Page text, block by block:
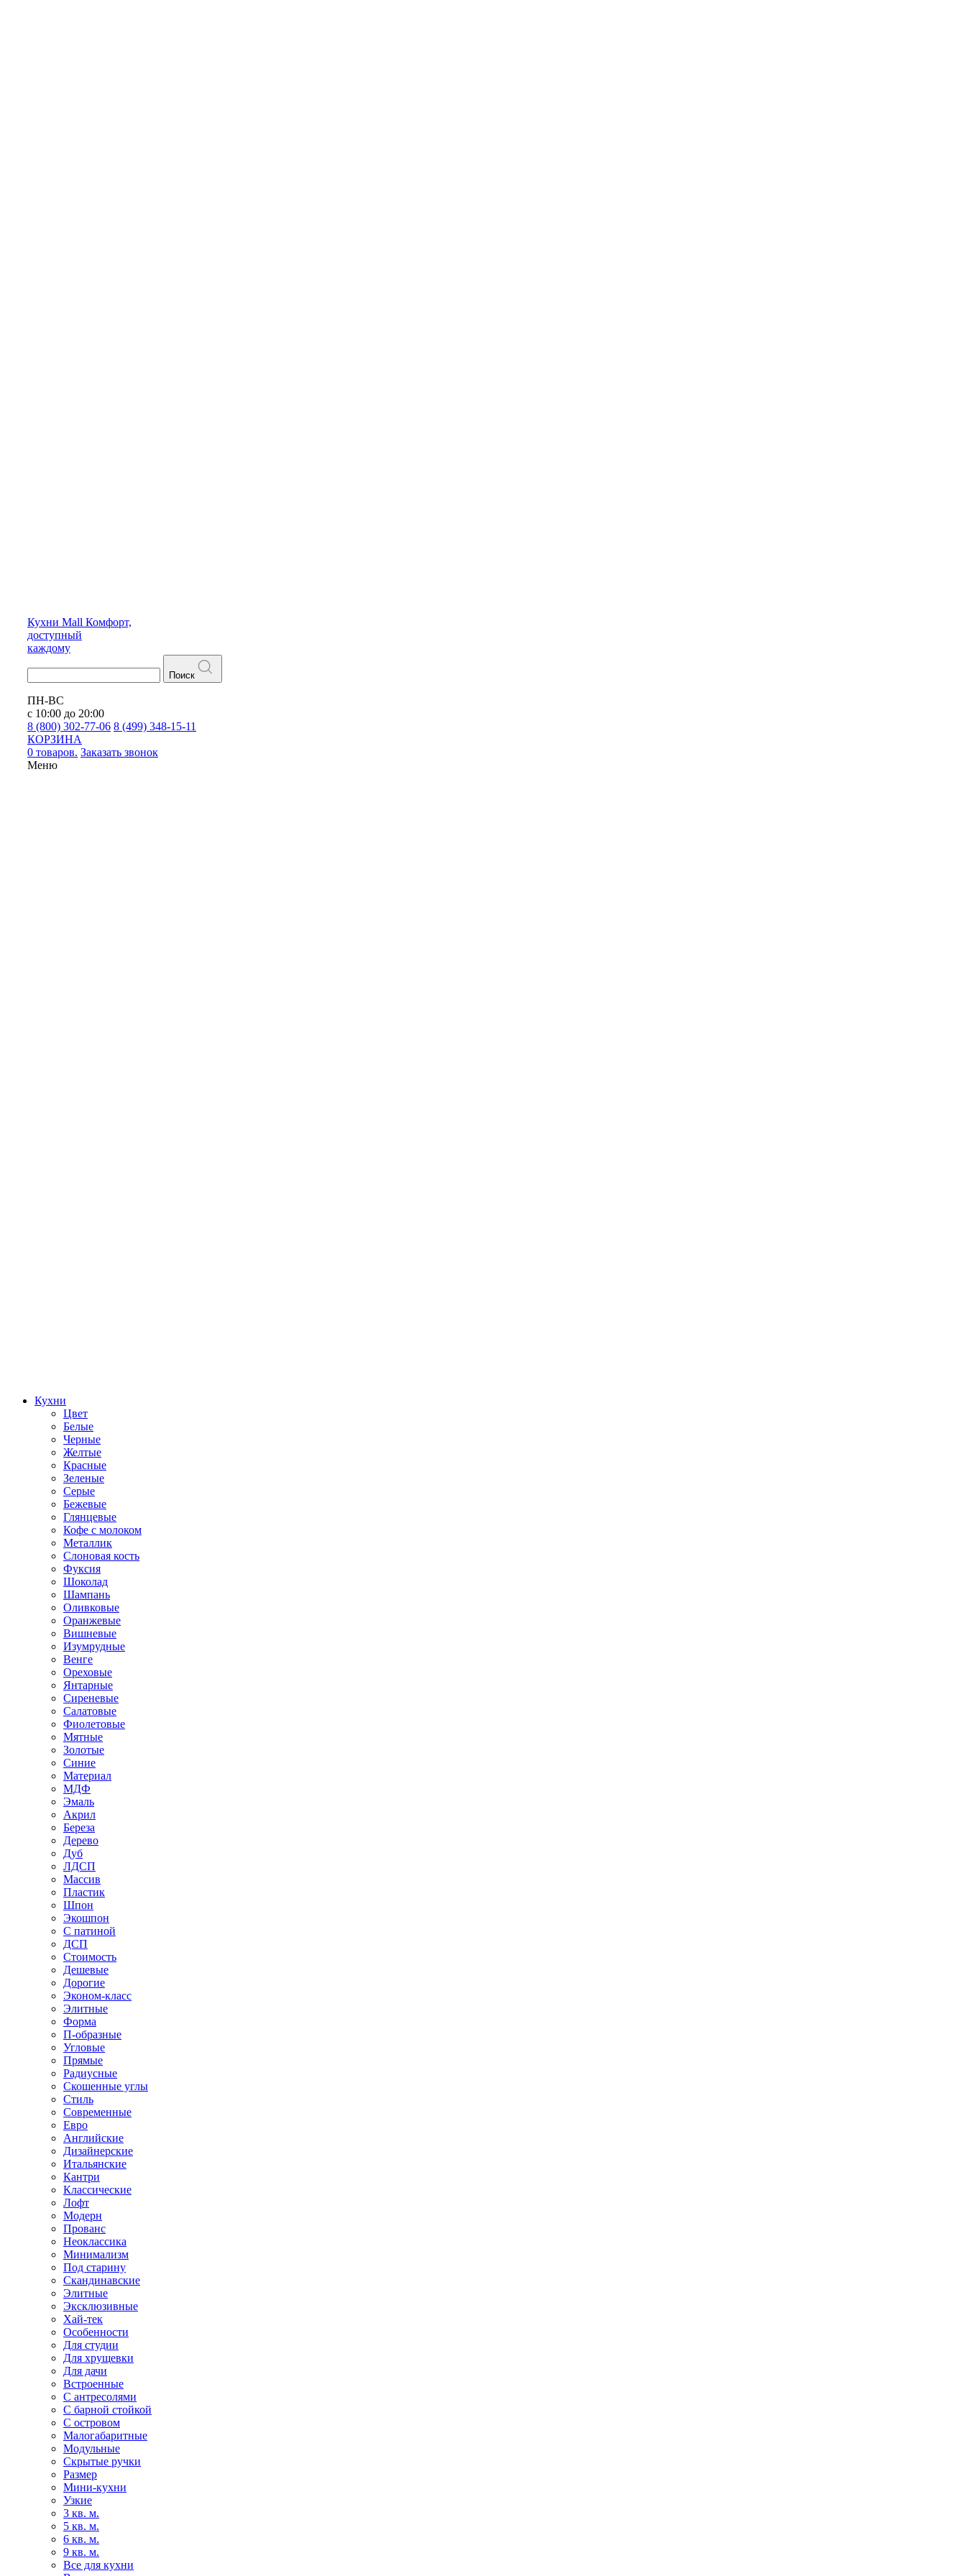
Кухни Mall Комфорт,
доступный
каждому
Поиск
ПН-ВС
с 10:00 до 20:00
8 (800) 302-77-06 8 (499) 348-15-11
КОРЗИНА
0 товаров. Заказать звонок
Меню
Кухни
Цвет
Белые
Черные
Желтые
Красные
Зеленые
Серые
Бежевые
Глянцевые
Кофе с молоком
Металлик
Слоновая кость
Фуксия
Шоколад
Шампань
Оливковые
Оранжевые
Вишневые
Изумрудные
Венге
Ореховые
Янтарные
Сиреневые
Салатовые
Фиолетовые
Мятные
Золотые
Синие
Материал
МДФ
Эмаль
Акрил
Береза
Дерево
Дуб
ЛДСП
Массив
Пластик
Шпон
Экошпон
С патиной
ДСП
Стоимость
Дешевые
Дорогие
Эконом-класс
Элитные
Форма
П-образные
Угловые
Прямые
Радиусные
Скошенные углы
Стиль
Современные
Евро
Английские
Дизайнерские
Итальянские
Кантри
Классические
Лофт
Модерн
Прованс
Неоклассика
Минимализм
Под старину
Скандинавские
Элитные
Эксклюзивные
Хай-тек
Особенности
Для студии
Для хрущевки
Для дачи
Встроенные
С антресолями
С барной стойкой
С островом
Малогабаритные
Модульные
Скрытые ручки
Размер
Мини-кухни
Узкие
3 кв. м.
5 кв. м.
6 кв. м.
9 кв. м.
Все для кухни